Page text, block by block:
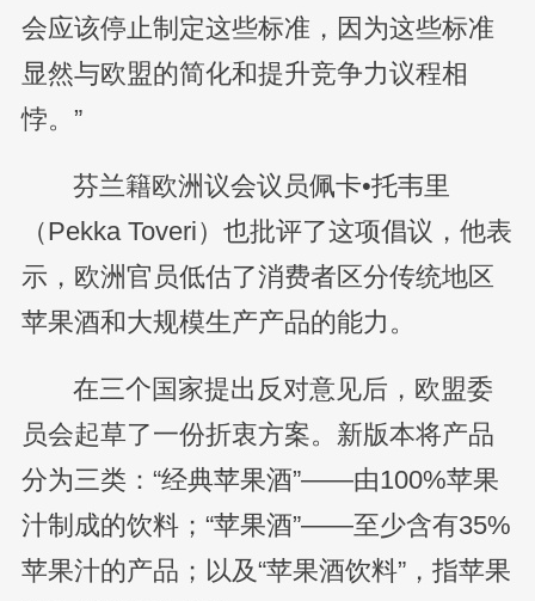
会应该停止制定这些标准，因为这些标准
显然与欧盟的简化和提升竞争力议程相
悖。”
芬兰籍欧洲议会议员佩卡•托韦里
（Pekka Toveri）也批评了这项倡议，他表
示，欧洲官员低估了消费者区分传统地区
苹果酒和大规模生产产品的能力。
在三个国家提出反对意见后，欧盟委
员会起草了一份折衷方案。新版本将产品
分为三类：“经典苹果酒”——由100%苹果
汁制成的饮料；“苹果酒”——至少含有35%
苹果汁的产品；以及“苹果酒饮料”，指苹果